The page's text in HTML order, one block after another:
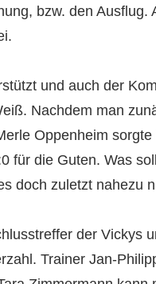
bzw. den Ausflug.
und auch der
Nachdem man
Oppenheim
für die Guten. Was
doch zuletzt nahezu
der Vickys
Trainer Jan-